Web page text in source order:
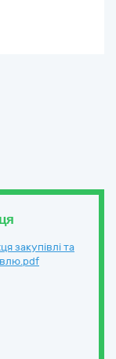
закупівлі та